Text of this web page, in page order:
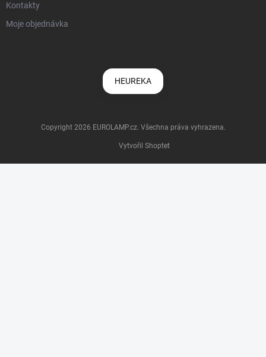
Kontakty
Moje objednávka
HEUREKA
Vytvořil Shoptet
Copyright 2026 EUROLAMP.cz. Všechna práva vyhrazena.